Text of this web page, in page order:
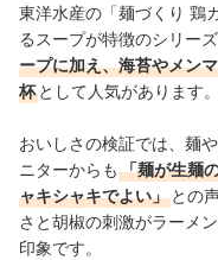
東洋水産の「麺づくり 鶏
るスープが特徴のシリーズ
ープに加え、海苔やメン
杯 として人気があります。
おいしさの検証では、麺
ニターからも 「麺が生麺
ャキシャキでよい」 との
さと胡椒の刺激がラーメ
印象です。